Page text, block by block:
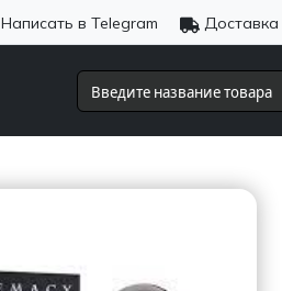
Написать в Telegram Доставка